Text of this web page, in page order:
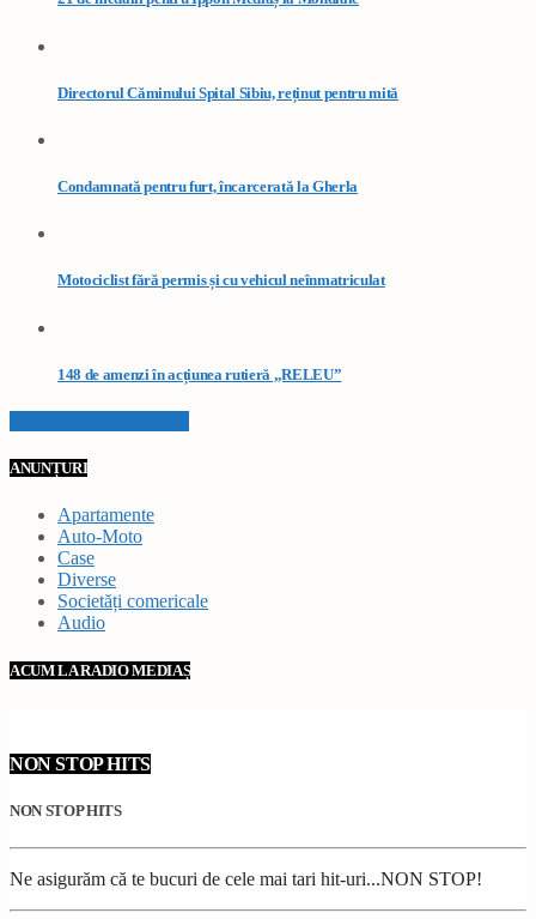
Directorul Căminului Spital Sibiu, reținut pentru mită
Condamnată pentru furt, încarcerată la Gherla
Motociclist fără permis și cu vehicul neînmatriculat
148 de amenzi în acțiunea rutieră „RELEU”
ANUNȚURI
Apartamente
Auto-Moto
Case
Diverse
Societăți comericale
Audio
ACUM LA RADIO MEDIAȘ
NON STOP HITS
NON STOP HITS
Ne asigurăm că te bucuri de cele mai tari hit-uri...NON STOP!